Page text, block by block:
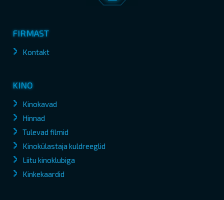
FIRMAST
Kontakt
KINO
Kinokavad
Hinnad
Tulevad filmid
Kinokülastaja kuldreeglid
Liitu kinoklubiga
Kinkekaardid